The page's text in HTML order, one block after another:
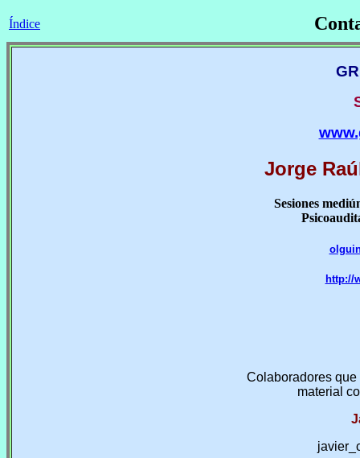
Índice
Jorge
Sesiones
http://
Colaboradores
material